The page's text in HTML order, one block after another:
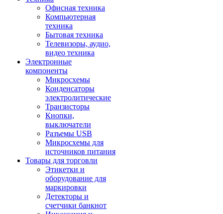
Офисная техника
Компьютерная
техника
Бытовая техника
Телевизоры, аудио,
видео техника
Электронные
компоненты
Микросхемы
Конденсаторы
электролитические
Транзисторы
Кнопки,
выключатели
Разъемы USB
Микросхемы для
источников питания
Товары для торговли
Этикетки и
оборудование для
маркировки
Детекторы и
счетчики банкнот